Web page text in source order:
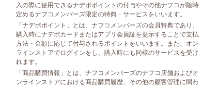
入の際に使用できるナデポポイントの付与やその他ナフコが随時
定めるナフコメンバーズ限定の特典・サービスをいいます。
「ナデポポイント」とは、ナフコメンバーズの会員特典であり、
購入時にナデポカードまたはアプリ会員証を提示することで支払
方法・金額に応じて付与されるポイントをいいます。また、オン
ラインストアでログインをし、購入時にも同様のサービスを受け
れます。
「商品購買情報」とは、ナフコメンバーズのナフコ店舗およびオ
ンラインストアにおける商品購買履歴、その他の顧客管理に関わ